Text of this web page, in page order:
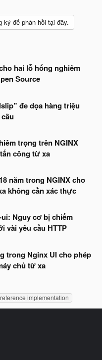
ký để phản hồi tại đây.
hai lỗ hổng nghiêm
Source
đe dọa hàng triệu
trọng trên NGINX
công từ xa
năm trong NGINX cho
không cần xác thực
Nguy cơ bị chiếm
vài yêu cầu HTTP
trong Nginx UI cho phép
chủ từ xa
reference implementation